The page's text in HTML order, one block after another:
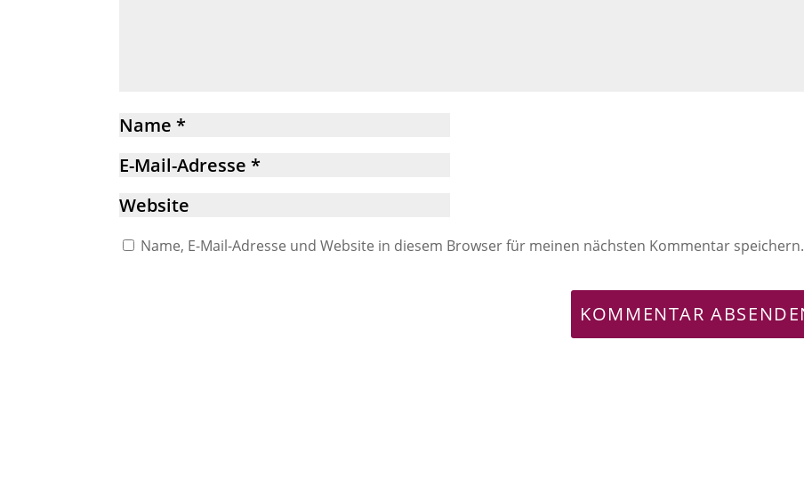
Name, E-Mail-Adresse und Website in diesem Browser für meinen nächsten Kommentar speichern.